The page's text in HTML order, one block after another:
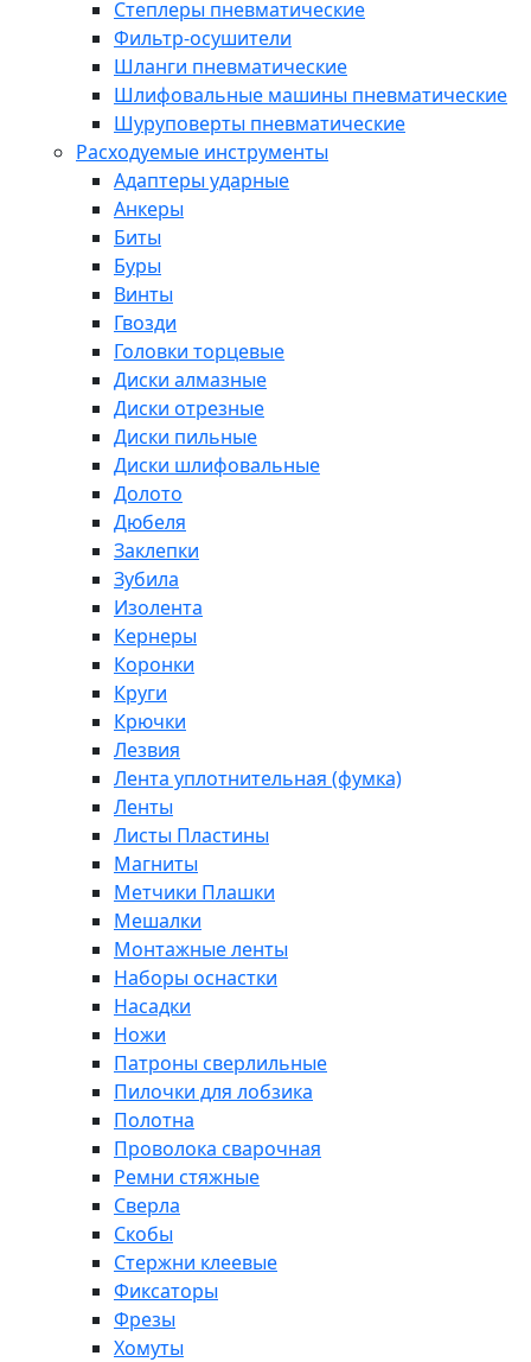
Степлеры пневматические
Фильтр-осушители
Шланги пневматические
Шлифовальные машины пневматические
Шуруповерты пневматические
Расходуемые инструменты
Адаптеры ударные
Анкеры
Биты
Буры
Винты
Гвозди
Головки торцевые
Диски алмазные
Диски отрезные
Диски пильные
Диски шлифовальные
Долото
Дюбеля
Заклепки
Зубила
Изолента
Кернеры
Коронки
Круги
Крючки
Лезвия
Лента уплотнительная (фумка)
Ленты
Листы Пластины
Магниты
Метчики Плашки
Мешалки
Монтажные ленты
Наборы оснастки
Насадки
Ножи
Патроны сверлильные
Пилочки для лобзика
Полотна
Проволока сварочная
Ремни стяжные
Сверла
Скобы
Стержни клеевые
Фиксаторы
Фрезы
Хомуты